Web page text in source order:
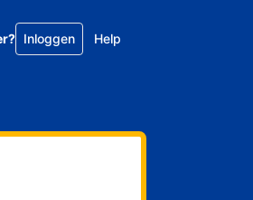
Inloggen Help